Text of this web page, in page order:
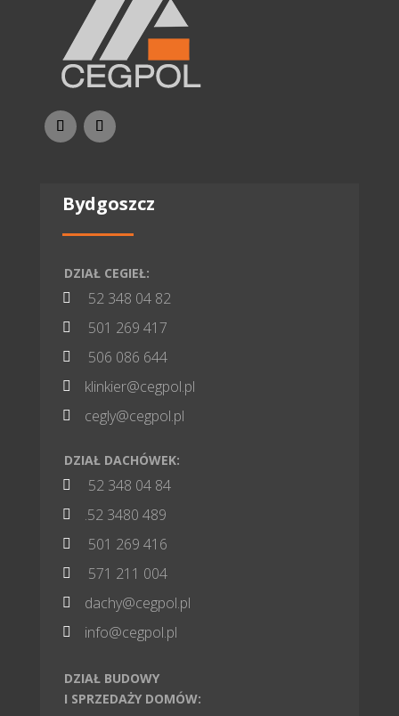
Bydgoszcz
DZIAŁ CEGIEŁ:
 52 348 04 82
 501 269 417
 506 086 644
 klinkier@cegpol.pl
 cegly@cegpol.pl
DZIAŁ DACHÓWEK:
 52 348 04 84
 .52 3480 489
 501 269 416
 571 211 004
 dachy@cegpol.pl
 info@cegpol.pl
DZIAŁ BUDOWY
I SPRZEDAŻY DOMÓW: